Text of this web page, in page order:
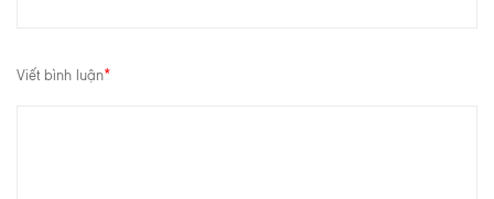
Viết bình luận*